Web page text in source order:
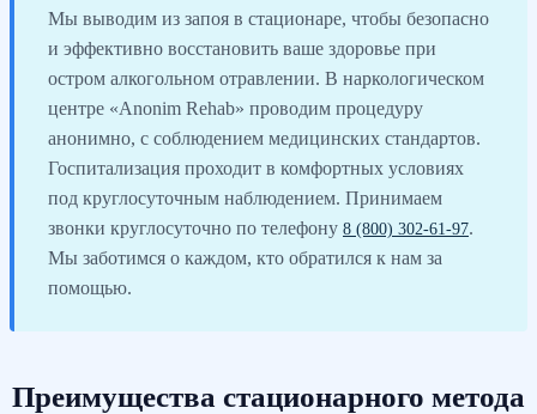
Мы выводим из запоя в стационаре, чтобы безопасно
и эффективно восстановить ваше здоровье при
остром алкогольном отравлении. В наркологическом
центре «Anonim Rehab» проводим процедуру
анонимно, с соблюдением медицинских стандартов.
Госпитализация проходит в комфортных условиях
под круглосуточным наблюдением. Принимаем
звонки круглосуточно по телефону 8 (800) 302-61-97.
Мы заботимся о каждом, кто обратился к нам за
помощью.
Преимущества стационарного метода